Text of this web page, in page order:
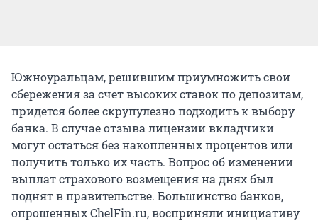
Южноуральцам, решившим приумножить свои
сбережения за счет высоких ставок по депозитам,
придется более скрупулезно подходить к выбору
банка. В случае отзыва лицензии вкладчики
могут остаться без накопленных процентов или
получить только их часть. Вопрос об изменении
выплат страхового возмещения на днях был
поднят в правительстве. Большинство банков,
опрошенных ChelFin.ru, восприняли инициативу